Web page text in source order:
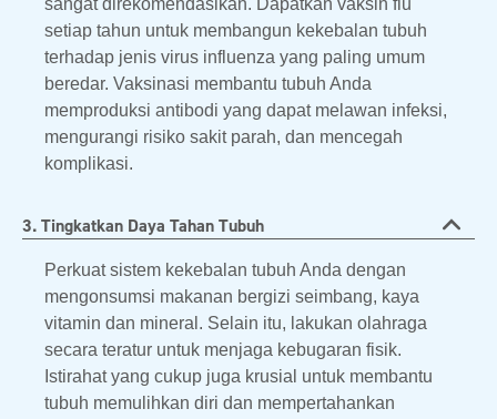
sangat direkomendasikan. Dapatkan vaksin flu
setiap tahun untuk membangun kekebalan tubuh
terhadap jenis virus influenza yang paling umum
beredar. Vaksinasi membantu tubuh Anda
memproduksi antibodi yang dapat melawan infeksi,
mengurangi risiko sakit parah, dan mencegah
komplikasi.
3. Tingkatkan Daya Tahan Tubuh
Perkuat sistem kekebalan tubuh Anda dengan
mengonsumsi makanan bergizi seimbang, kaya
vitamin dan mineral. Selain itu, lakukan olahraga
secara teratur untuk menjaga kebugaran fisik.
Istirahat yang cukup juga krusial untuk membantu
tubuh memulihkan diri dan mempertahankan